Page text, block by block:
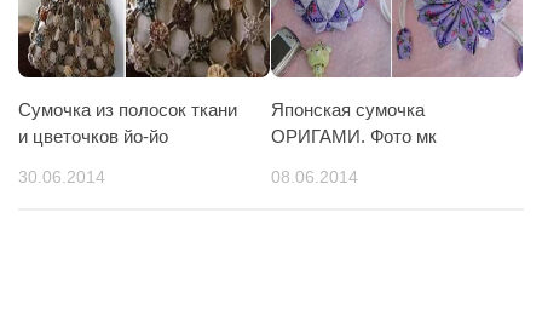
Сумочка из полосок ткани
и цветочков йо-йо
30.06.2014
Японская сумочка
ОРИГАМИ. Фото мк
08.06.2014